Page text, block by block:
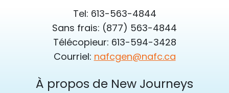
Tel: 613-563-4844
Sans frais: (877) 563-4844
Télécopieur: 613-594-3428
Courriel: nafcgen@nafc.ca
À propos de New Journeys